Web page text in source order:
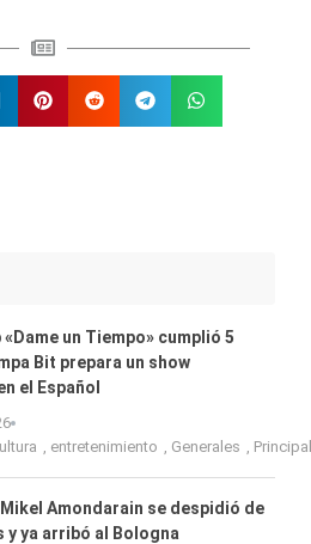
«Dame un Tiempo» cumplió 5
Bit prepara un show
el Español
entretenimiento Generales
Mikel Amondarain se despidió de
y ya arribó al Bologna